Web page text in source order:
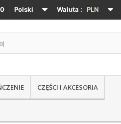
Waluta : PLN
Polski
CZĘŚCI I AKCESORIA